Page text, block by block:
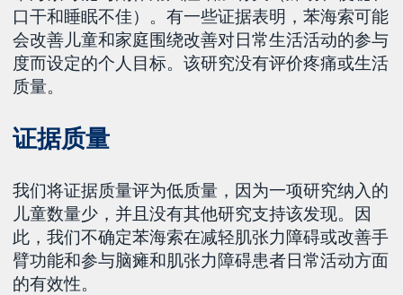
口干和睡眠不佳）。有一些证据表明，苯海索可能
会改善儿童和家庭围绕改善对日常生活活动的参与
度而设定的个人目标。该研究没有评价疼痛或生活
质量。
证据质量
我们将证据质量评为低质量，因为一项研究纳入的
儿童数量少，并且没有其他研究支持该发现。因
此，我们不确定苯海索在减轻肌张力障碍或改善手
臂功能和参与脑瘫和肌张力障碍患者日常活动方面
的有效性。